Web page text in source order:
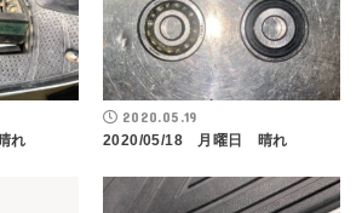
れ
2020.05.19
2020/05/18 月曜日 晴れ